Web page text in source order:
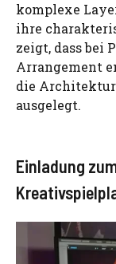
komplexe
ihre
zeigt, dass bei
Arrangement
die Architektur
ausgelegt.
Einladung